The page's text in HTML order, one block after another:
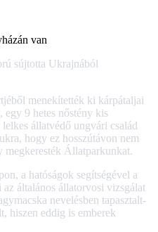
van
sújtotta Ukrajnából
menekítették ki kárpátaljai
egy 9 hetes nőstény kis
állatvédő ungvári család
hogy ez hosszútávon nem
megkeresték Állatparkunkat.
a hatóságok segítségével a
általános állatorvosi vizsgálat
nevelésben tapasztalt-
hiszen eddig is emberek